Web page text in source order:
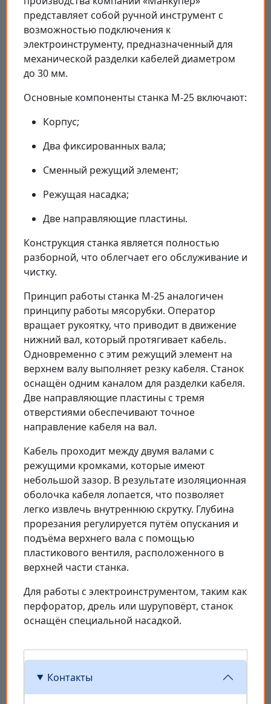
представляет собой ручной инструмент с
возможностью подключения к
электроинструменту, предназначенный для
механической разделки кабелей диаметром
до 30 мм.
Основные компоненты станка M-25 включают:
Корпус;
Два фиксированных вала;
Сменный режущий элемент;
Режущая насадка;
Две направляющие пластины.
Конструкция станка является полностью
разборной, что облегчает его обслуживание и
чистку.
Принцип работы станка M-25 аналогичен
принципу работы мясорубки. Оператор
вращает рукоятку, что приводит в движение
нижний вал, который протягивает кабель.
Одновременно с этим режущий элемент на
верхнем валу выполняет резку кабеля. Станок
оснащён одним каналом для разделки кабеля.
Две направляющие пластины с тремя
отверстиями обеспечивают точное
направление кабеля на вал.
Кабель проходит между двумя валами с
режущими кромками, которые имеют
небольшой зазор. В результате изоляционная
оболочка кабеля лопается, что позволяет
легко извлечь внутреннюю скрутку. Глубина
прорезания регулируется путём опускания и
подъёма верхнего вала с помощью
пластикового вентиля, расположенного в
верхней части станка.
Для работы с электроинструментом, таким как
перфоратор, дрель или шуруповёрт, станок
оснащён специальной насадкой.
Контакты